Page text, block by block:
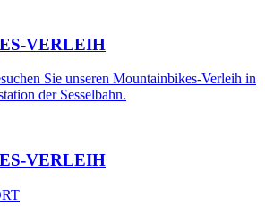
VERLEIH
Sie unseren Mountainbikes-Verleih in
der Sesselbahn.
VERLEIH